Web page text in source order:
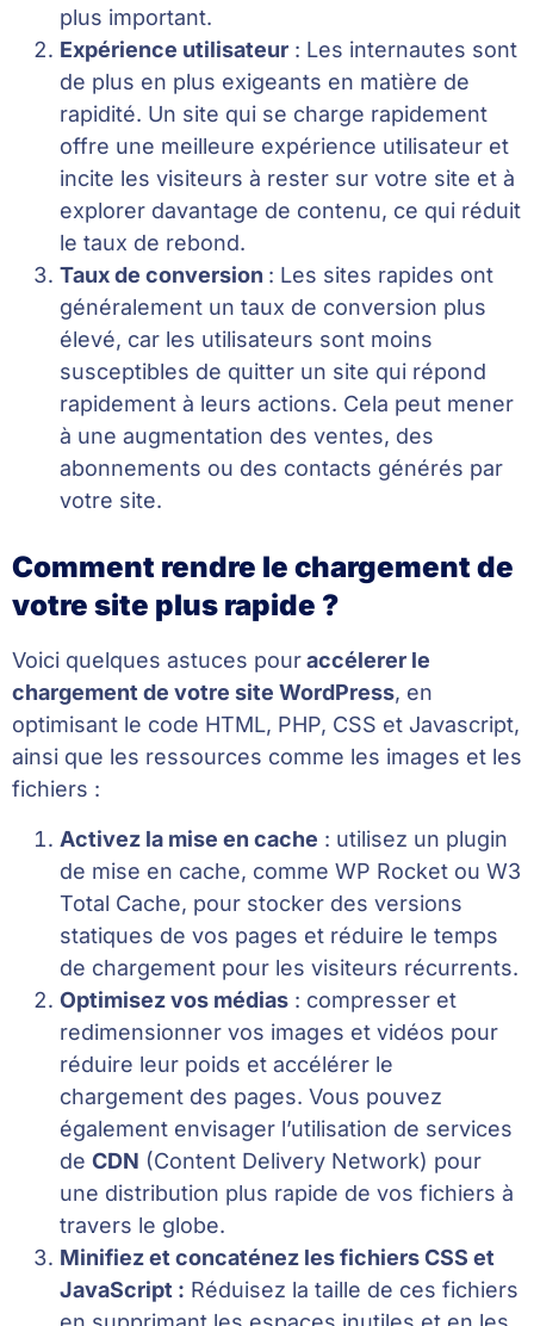
plus important.
Expérience utilisateur : Les internautes sont
de plus en plus exigeants en matière de
rapidité. Un site qui se charge rapidement
offre une meilleure expérience utilisateur et
incite les visiteurs à rester sur votre site et à
explorer davantage de contenu, ce qui réduit
le taux de rebond.
Taux de conversion : Les sites rapides ont
généralement un taux de conversion plus
élevé, car les utilisateurs sont moins
susceptibles de quitter un site qui répond
rapidement à leurs actions. Cela peut mener
à une augmentation des ventes, des
abonnements ou des contacts générés par
votre site.
Comment rendre le chargement de
votre site plus rapide ?
Voici quelques astuces pouraccélerer le
chargement de votre site WordPress, en
optimisant le code HTML, PHP, CSS et Javascript,
ainsi que les ressources comme les images et les
fichiers :
Activez la mise en cache : utilisez un plugin
de mise en cache, comme WP Rocket ou W3
Total Cache, pour stocker des versions
statiques de vos pages et réduire le temps
de chargement pour les visiteurs récurrents.
Optimisez vos médias : compresser et
redimensionner vos images et vidéos pour
réduire leur poids et accélérer le
chargement des pages. Vous pouvez
également envisager l’utilisation de services
de CDN (Content Delivery Network) pour
une distribution plus rapide de vos fichiers à
travers le globe.
Minifiez et concaténez les fichiers CSS et
JavaScript : Réduisez la taille de ces fichiers